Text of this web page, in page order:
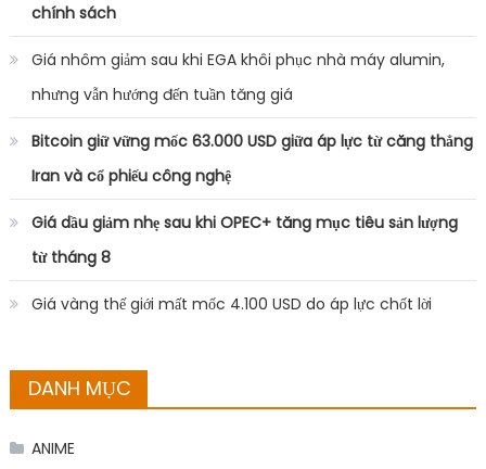
chính sách
Giá nhôm giảm sau khi EGA khôi phục nhà máy alumin,
nhưng vẫn hướng đến tuần tăng giá
Bitcoin giữ vững mốc 63.000 USD giữa áp lực từ căng thẳng
Iran và cổ phiếu công nghệ
Giá dầu giảm nhẹ sau khi OPEC+ tăng mục tiêu sản lượng
từ tháng 8
Giá vàng thế giới mất mốc 4.100 USD do áp lực chốt lời
DANH MỤC
ANIME